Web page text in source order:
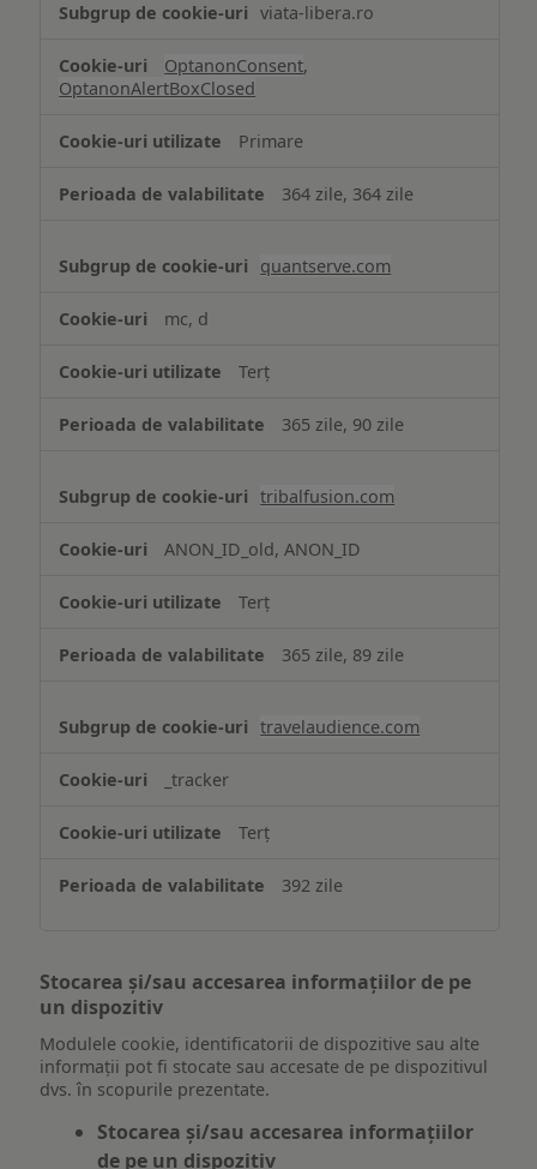
viata-libera.ro
OptanonConsent,
OptanonAlertBoxClosed
Primare
364 zile, 364 zile
quantserve.com
mc, d
Terț
365 zile, 90 zile
tribalfusion.com
ANON_ID_old, ANON_ID
Terț
365 zile, 89 zile
travelaudience.com
_tracker
Terț
392 zile
Stocarea și/sau accesarea informațiilor de pe
un dispozitiv
Modulele cookie, identificatorii de dispozitive sau alte
informații pot fi stocate sau accesate de pe dispozitivul
dvs. în scopurile prezentate.
Stocarea și/sau accesarea informațiilor
de pe un dispozitiv